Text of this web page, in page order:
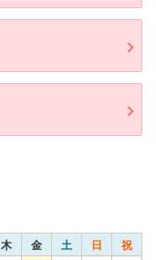
木 金 土 日 祝